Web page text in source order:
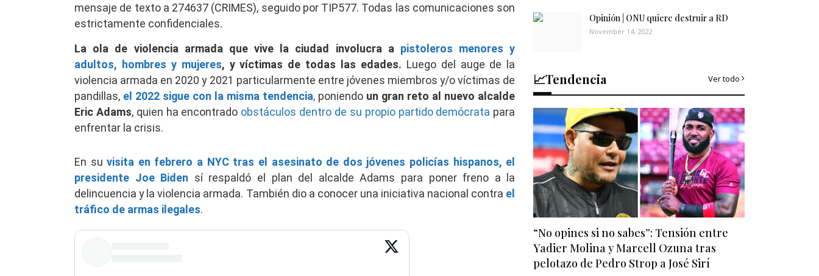
mensaje de texto a 274637 (CRIMES), seguido por TIP577. Todas las comunicaciones son
estrictamente confidenciales.
La ola de violencia armada que vive la ciudad involucra a pistoleros menores y
adultos, hombres y mujeres, y víctimas de todas las edades. Luego del auge de la
violencia armada en 2020 y 2021 particularmente entre jóvenes miembros y/o víctimas de
pandillas, el 2022 sigue con la misma tendencia, poniendo un gran reto al nuevo alcalde
Eric Adams, quien ha encontrado obstáculos dentro de su propio partido demócrata para
enfrentar la crisis.
En suvisita en febrero a NYC tras el asesinato de dos jóvenes policías hispanos, el
presidente Joe Biden sí respaldó el plan del alcalde Adams para poner freno a la
delincuencia y la violencia armada. También dio a conocer una iniciativa nacional contra el
tráfico de armas ilegales.
Opinión | ONU quiere destruir a RD
November 14, 2022
📈Tendencia Ver todo
“No opines si no sabes”: Tensión entre
Yadier Molina y Marcell Ozuna tras
pelotazo de Pedro Strop a José Sirí